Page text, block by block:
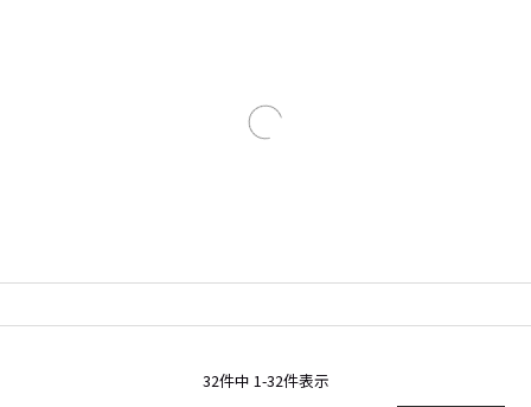
32件中 1-32件表示